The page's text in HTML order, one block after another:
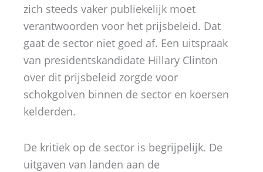
zich steeds vaker publiekelijk moet
verantwoorden voor het prijsbeleid. Dat
gaat de sector niet goed af. Een uitspraak
van presidentskandidate Hillary Clinton
over dit prijsbeleid zorgde voor
schokgolven binnen de sector en koersen
kelderden.
De kritiek op de sector is begrijpelijk. De
uitgaven van landen aan de